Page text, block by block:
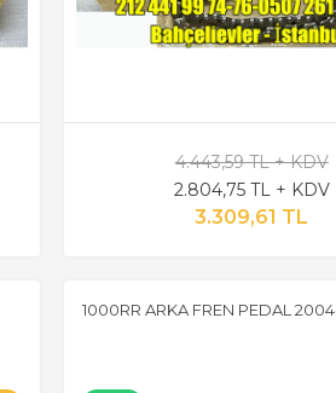
4.443,59 TL + KDV
2.804,75 TL + KDV
3.309,61 TL
1000RR ARKA FREN PEDAL